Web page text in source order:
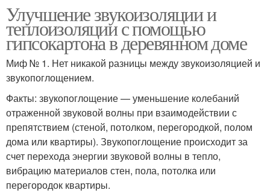
Улучшение звукоизоляции и
теплоизоляции с помощью
гипсокартона в деревянном доме
Миф № 1. Нет никакой разницы между звукоизоляцией и
звукопоглощением.
Факты: звукопоглощение — уменьшение колебаний
отраженной звуковой волны при взаимодействии с
препятствием (стеной, потолком, перегородкой, полом
дома или квартиры). Звукопоглощение происходит за
счет перехода энергии звуковой волны в тепло,
вибрацию материалов стен, пола, потолка или
перегородок квартиры.